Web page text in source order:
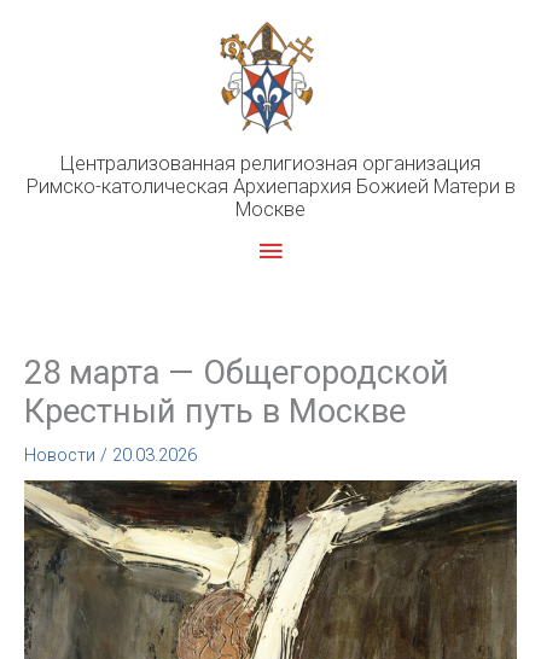
Централизованная религиозная организация
Римско-католическая Архиепархия Божией Матери в
Москве
Главное
28 марта — Общегородской
Крестный путь в Москве
Новости / 20.03.2026